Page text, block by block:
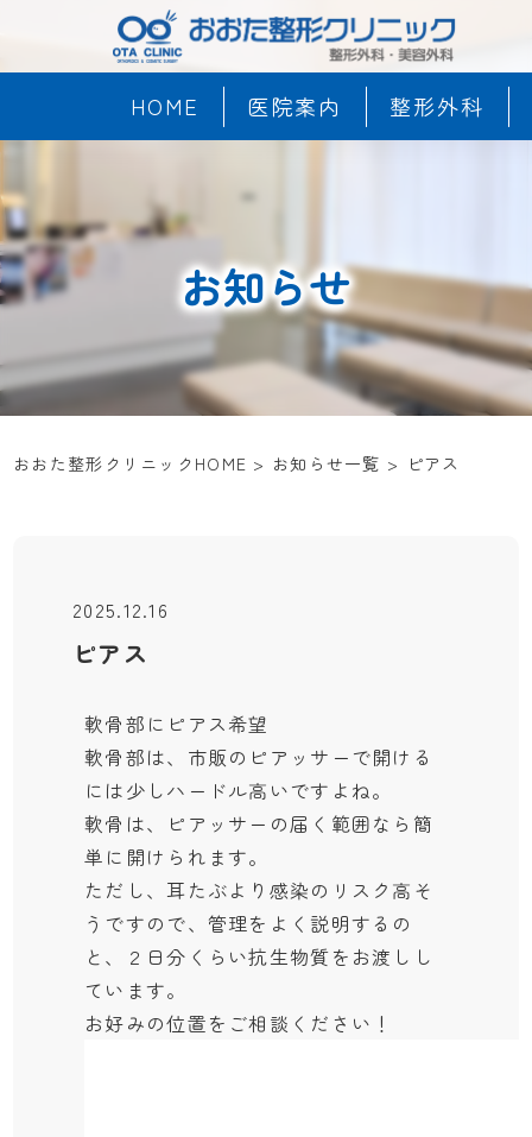
HOME 医院案内 整形外科
お知らせ
おおた整形クリニックHOME > お知らせ一覧 > ピアス
2025.12.16
ピアス
軟骨部にピアス希望
軟骨部は、市販のピアッサーで開ける
には少しハードル高いですよね。
軟骨は、ピアッサーの届く範囲なら簡
単に開けられます。
ただし、耳たぶより感染のリスク高そ
うですので、管理をよく説明するの
と、２日分くらい抗生物質をお渡しし
ています。
お好みの位置をご相談ください！